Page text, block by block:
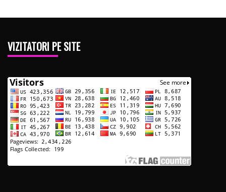
VIZITATORI PE SITE